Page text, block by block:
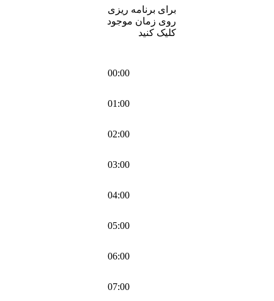
برای برنامه ریزی
روی زمان موجود
کلیک کنید
00:00
01:00
02:00
03:00
04:00
05:00
06:00
07:00